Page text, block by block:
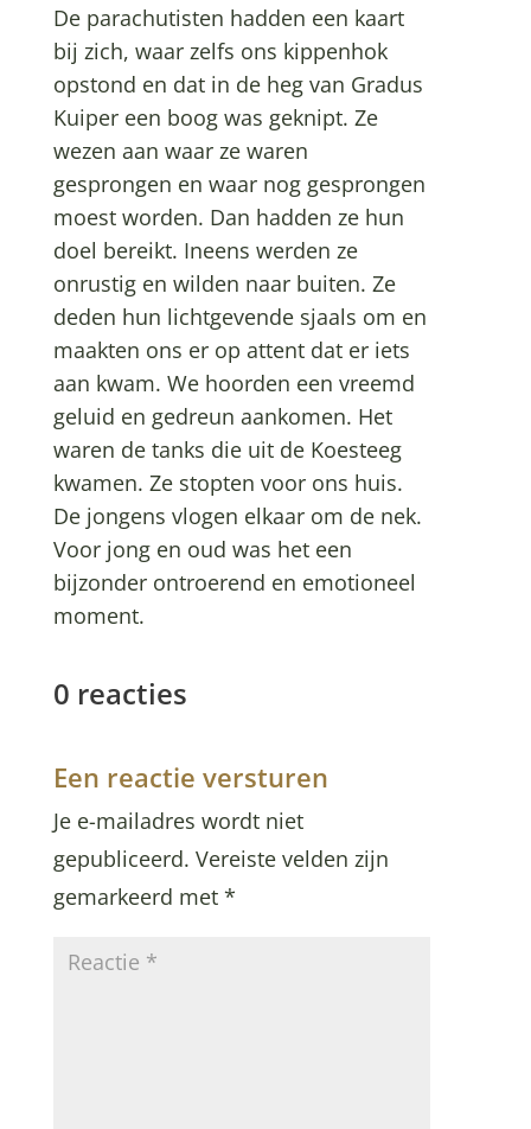
De parachutisten hadden een kaart
bij zich, waar zelfs ons kippenhok
opstond en dat in de heg van Gradus
Kuiper een boog was geknipt. Ze
wezen aan waar ze waren
gesprongen en waar nog gesprongen
moest worden. Dan hadden ze hun
doel bereikt. Ineens werden ze
onrustig en wilden naar buiten. Ze
deden hun lichtgevende sjaals om en
maakten ons er op attent dat er iets
aan kwam. We hoorden een vreemd
geluid en gedreun aankomen. Het
waren de tanks die uit de Koesteeg
kwamen. Ze stopten voor ons huis.
De jongens vlogen elkaar om de nek.
Voor jong en oud was het een
bijzonder ontroerend en emotioneel
moment.
0 reacties
Een reactie versturen
Je e-mailadres wordt niet
gepubliceerd. Vereiste velden zijn
gemarkeerd met *